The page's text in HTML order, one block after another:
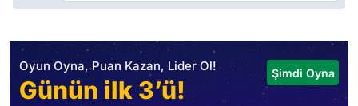
Oyun Oyna, Puan Kazan, Lider Ol!
Günün ilk 3’ü!
Şimdi Oyna